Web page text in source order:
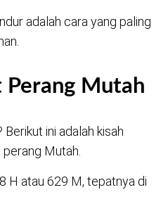
adalah cara yang paling
Perang Mutah
ini adalah kisah
Mutah.
H atau 629 M, tepatnya di